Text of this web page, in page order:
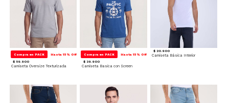
Compra en PACK Hasta 15% Off
$ 59.900
Camiseta Oversize Texturizada
Compra en PACK Hasta 15% Off
$ 39.900
Camiseta Basica con Screen
$ 20.900
Camiseta Básica Interior